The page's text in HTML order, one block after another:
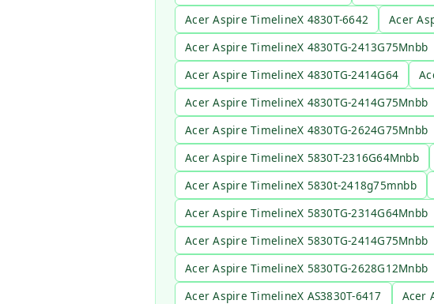
Acer Aspire TimelineX 4830T-6642
Acer
Acer Aspire TimelineX 4830TG-2413G75Mnbb
Acer Aspire TimelineX 4830TG-2414G64
Acer Aspire TimelineX 4830TG-2414G75Mnbb
Acer Aspire TimelineX 4830TG-2624G75Mnbb
Acer Aspire TimelineX 5830T-2316G64Mnbb
Acer Aspire TimelineX 5830t-2418g75mnbb
Acer Aspire TimelineX 5830TG-2314G64Mnbb
Acer Aspire TimelineX 5830TG-2414G75Mnbb
Acer Aspire TimelineX 5830TG-2628G12Mnbb
Acer Aspire TimelineX AS3830T-6417
Acer